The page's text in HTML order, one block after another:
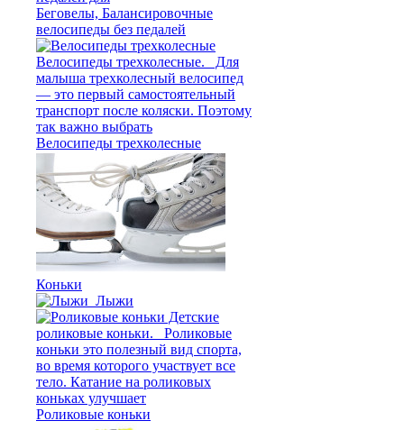
Беговелы, Балансировочные
велосипеды без педалей
Велосипеды трехколесные
Коньки
Лыжи
Роликовые коньки